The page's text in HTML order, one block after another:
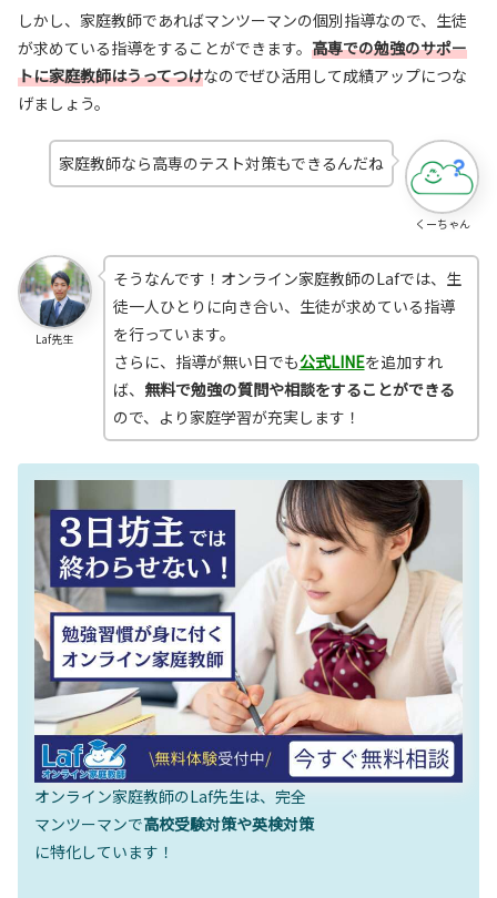
しかし、家庭教師であればマンツーマンの個別指導なので、生徒
が求めている指導をすることができます。 高専での勉強のサポー
トに家庭教師はうってつけなのでぜひ活用して成績アップにつな
げましょう。
くーちゃん
家庭教師なら高専のテスト対策もできるんだね
Laf先生
そうなんです！オンライン家庭教師のLafでは、生
徒一人ひとりに向き合い、生徒が求めている指導
を行っています。
さらに、指導が無い日でも公式LINEを追加すれ
ば、 無料で勉強の質問や相談をすることができる
ので、より家庭学習が充実します！
オンライン家庭教師のLaf先生は、完全
マンツーマンで高校受験対策や英検対策
に特化しています！